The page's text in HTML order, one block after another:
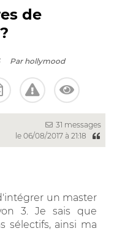
de
Par hollymood
31 messages
le 06/08/2017 à 21:18
un master
3. Je sais que
sélectifs, ainsi ma